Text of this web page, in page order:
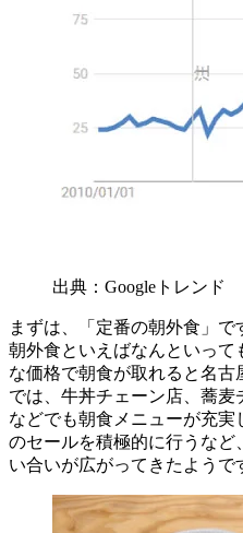
出典：Googleトレンド
まずは、「定番の朝外食」で
朝外食といえばなんといって
な価格で朝食が取れると名
では、牛丼チェーン店、蕎
などでも朝食メニューが充
のセールを積極的に行うな
い合いが広がってきたようで